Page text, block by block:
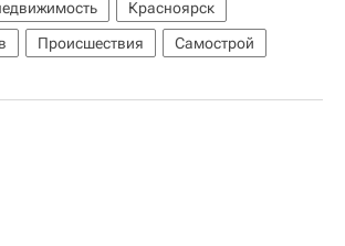
Красноярск
Происшествия
Самострой